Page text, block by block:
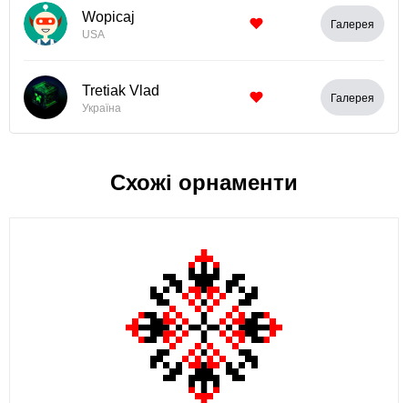
Wopicaj
USA
Галерея
Tretiak Vlad
Україна
Галерея
Схожі орнаменти